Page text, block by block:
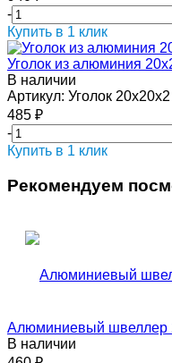
-
Купить в 1 клик
Уголок из алюминия
В наличии
Артикул: Уголок 20х20х2
485 ₽
-
Купить в 1 клик
Рекомендуем
Алюминиевый швеллер
В наличии